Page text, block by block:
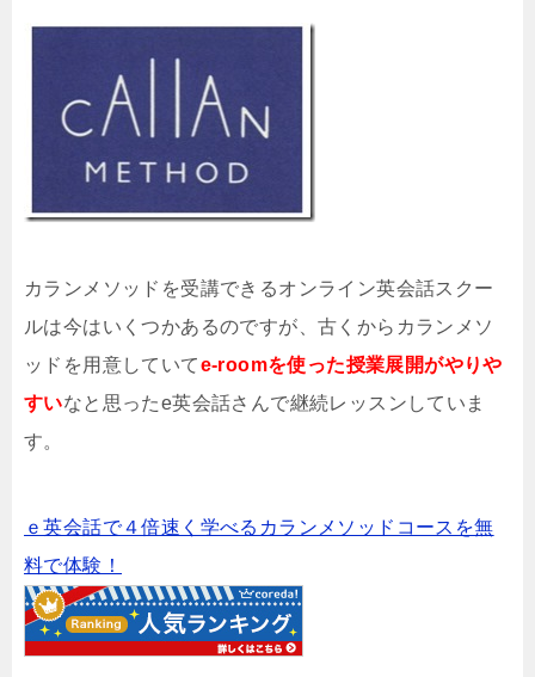
カランメソッドを受講できるオンライン英会話スクー
ルは今はいくつかあるのですが、古くからカランメソ
ッドを用意していてe-roomを使った授業展開がやりや
すいなと思ったe英会話さんで継続レッスンしていま
す。
ｅ英会話で４倍速く学べるカランメソッドコースを無
料で体験！